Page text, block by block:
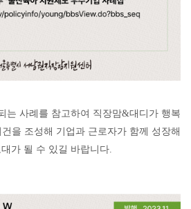
는 사례를 참고하여 직장맘&대디가 행복
을 조성해 기업과 근로자가 함께 성장해
가 될 수 있길 바랍니다.